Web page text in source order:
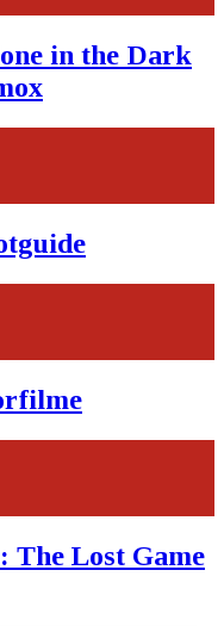
in the Dark
The Lost Game